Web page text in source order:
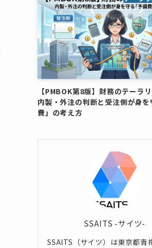
【PMBOK第8版】財務のテーラ
内製・外注の判断と受注側が身
費」の考え方
SSAITS -サイツ-
SSAITS（サイツ）は東京都青